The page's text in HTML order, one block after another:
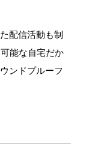
配信活動も制
能な自宅だか
ンドプルーフ